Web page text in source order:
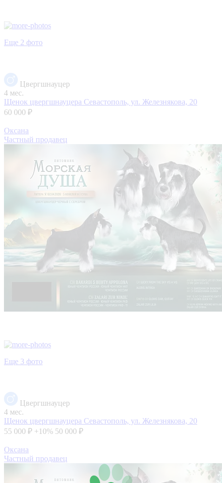
Еще 2 фото
Цвергшнауцер
4 мес.
Щенок цвергшнауцера Севастополь, ул. Железнякова, 20
60 000 ₽
Оксана
Частный продавец
Еще 3 фото
Цвергшнауцер
4 мес.
Щенок цвергшнауцера Севастополь, ул. Железнякова, 20
55 000 ₽ +10% 50 000 ₽
Оксана
Частный продавец